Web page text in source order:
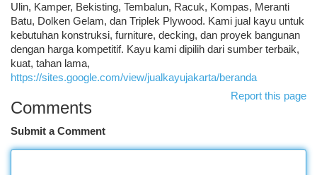
Ulin, Kamper, Bekisting, Tembalun, Racuk, Kompas, Meranti
Batu, Dolken Gelam, dan Triplek Plywood. Kami jual kayu untuk
kebutuhan konstruksi, furniture, decking, dan proyek bangunan
dengan harga kompetitif. Kayu kami dipilih dari sumber terbaik,
kuat, tahan lama,
https://sites.google.com/view/jualkayujakarta/beranda
Report this page
Comments
Submit a Comment